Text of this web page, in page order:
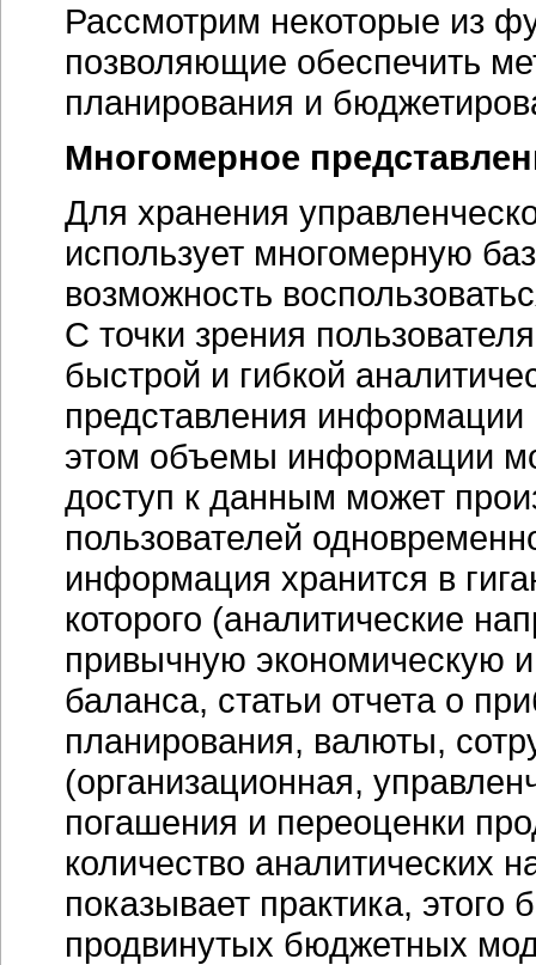
Рассмотрим некоторые из
позволяющие обеспечить
планирования и
Многомерное
Для хранения
использует многомерную
возможность
С точки зрения
быстрой и гибкой
представления
этом объемы информации
доступ к данным может
пользователей
информация хранится в
которого (аналитические
привычную экономическую
баланса, статьи отчета о
планирования, валюты,
(организационная,
погашения и переоценки
количество аналитических
показывает практика,
продвинутых бюджетных